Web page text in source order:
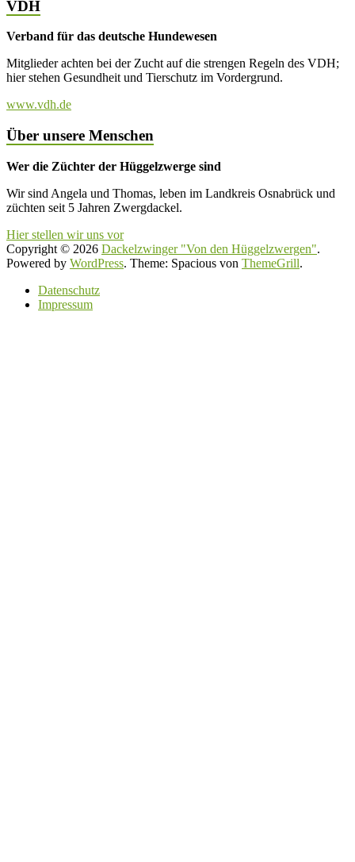
VDH
Verband für das deutsche Hundewesen
Mitglieder achten bei der Zucht auf die strengen Regeln des VDH;
hier stehen Gesundheit und Tierschutz im Vordergrund.
www.vdh.de
Über unsere Menschen
Wer die Züchter der Hüggelzwerge sind
Wir sind Angela und Thomas, leben im Landkreis Osnabrück und
züchten seit 5 Jahren Zwergdackel.
Hier stellen wir uns vor
Copyright © 2026 Dackelzwinger "Von den Hüggelzwergen".
Powered by WordPress. Theme: Spacious von ThemeGrill.
Datenschutz
Impressum